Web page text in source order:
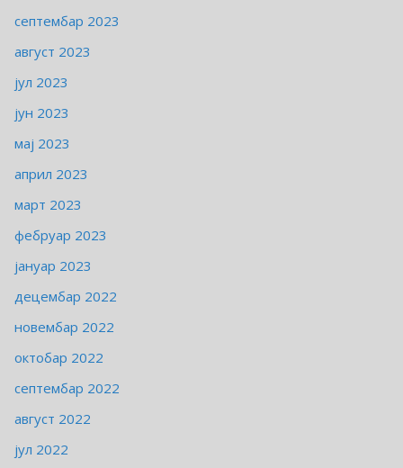
септембар 2023
август 2023
јул 2023
јун 2023
мај 2023
април 2023
март 2023
фебруар 2023
јануар 2023
децембар 2022
новембар 2022
октобар 2022
септембар 2022
август 2022
јул 2022